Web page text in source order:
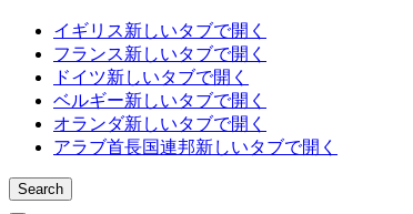
イギリス新しいタブで開く
フランス新しいタブで開く
ドイツ新しいタブで開く
ベルギー新しいタブで開く
オランダ新しいタブで開く
アラブ首長国連邦新しいタブで開く
Search